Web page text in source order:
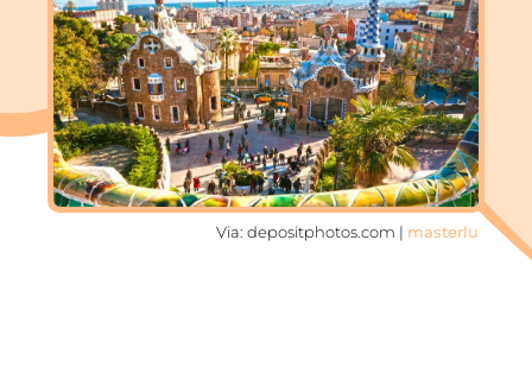
Via: depositphotos.com | masterlu